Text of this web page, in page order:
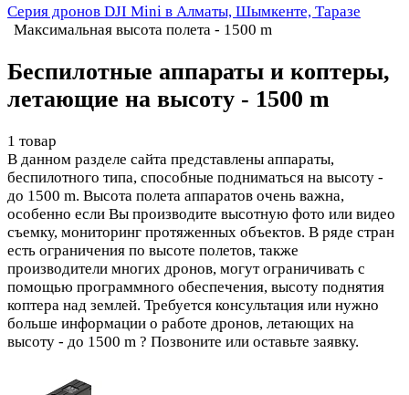
Серия дронов DJI Mini в Алматы, Шымкенте, Таразе
Максимальная высота полета - 1500 m
Беспилотные аппараты и коптеры,
летающие на высоту - 1500 m
1 товар
В данном разделе сайта представлены аппараты,
беспилотного типа, способные подниматься на высоту -
до 1500 m. Высота полета аппаратов очень важна,
особенно если Вы производите высотную фото или видео
съемку, мониторинг протяженных объектов. В ряде стран
есть ограничения по высоте полетов, также
производители многих дронов, могут ограничивать с
помощью программного обеспечения, высоту поднятия
коптера над землей. Требуется консультация или нужно
больше информации о работе дронов, летающих на
высоту - до 1500 m ? Позвоните или оставьте заявку.